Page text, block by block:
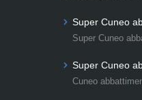
Super Cuneo
Super Cuneo
Super Cuneo
Cuneo